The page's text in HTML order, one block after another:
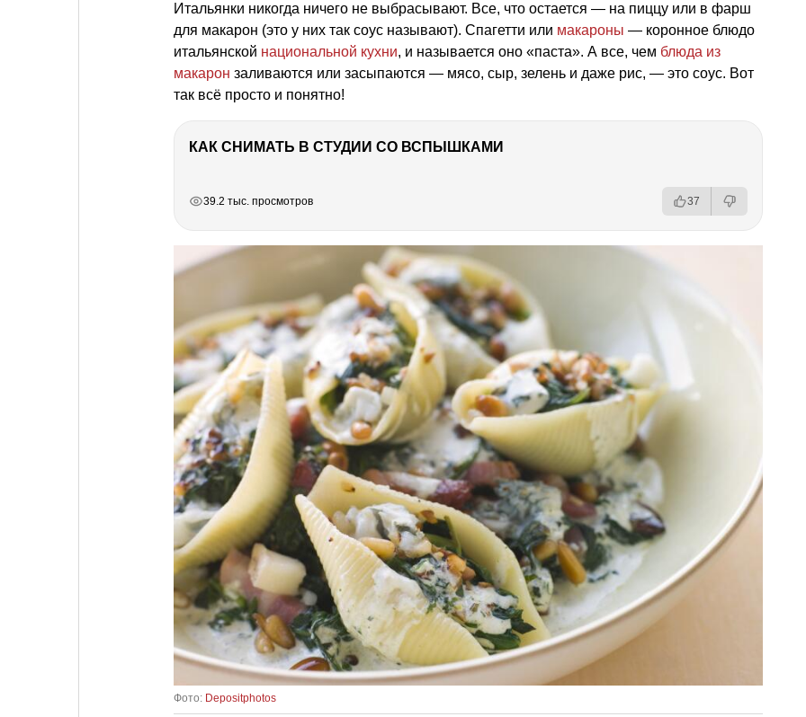
Итальянки никогда ничего не выбрасывают. Все, что остается — на пиццу или в фарш
для макарон (это у них так соус называют). Спагетти или макароны — коронное блюдо
итальянской национальной кухни, и называется оно «паста». А все, чем блюда из
макарон заливаются или засыпаются — мясо, сыр, зелень и даже рис, — это соус. Вот
так всё просто и понятно!
КАК СНИМАТЬ В СТУДИИ СО ВСПЫШКАМИ
39.2 тыс. просмотров 37
Фото: Depositphotos